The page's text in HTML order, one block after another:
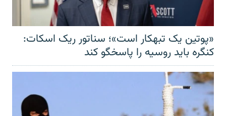
«پوتین یک تبهکار است»؛ سناتور ریک اسکات:
کنگره باید روسیه را پاسخگو کند